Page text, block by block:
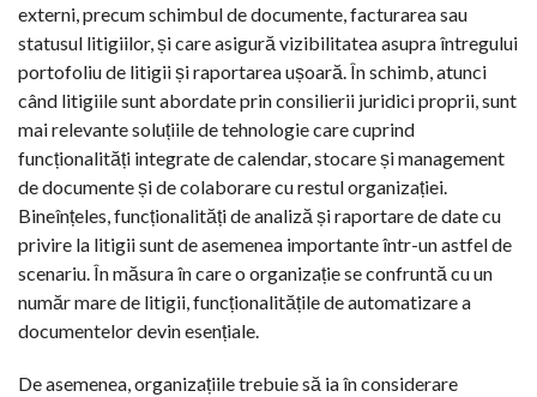
externi, precum schimbul de documente, facturarea sau
statusul litigiilor, și care asigură vizibilitatea asupra întregului
portofoliu de litigii și raportarea ușoară. În schimb, atunci
când litigiile sunt abordate prin consilierii juridici proprii, sunt
mai relevante soluțiile de tehnologie care cuprind
funcționalități integrate de calendar, stocare și management
de documente și de colaborare cu restul organizației.
Bineînțeles, funcționalități de analiză și raportare de date cu
privire la litigii sunt de asemenea importante într-un astfel de
scenariu. În măsura în care o organizație se confruntă cu un
număr mare de litigii, funcționalitățile de automatizare a
documentelor devin esențiale.
De asemenea, organizațiile trebuie să ia în considerare